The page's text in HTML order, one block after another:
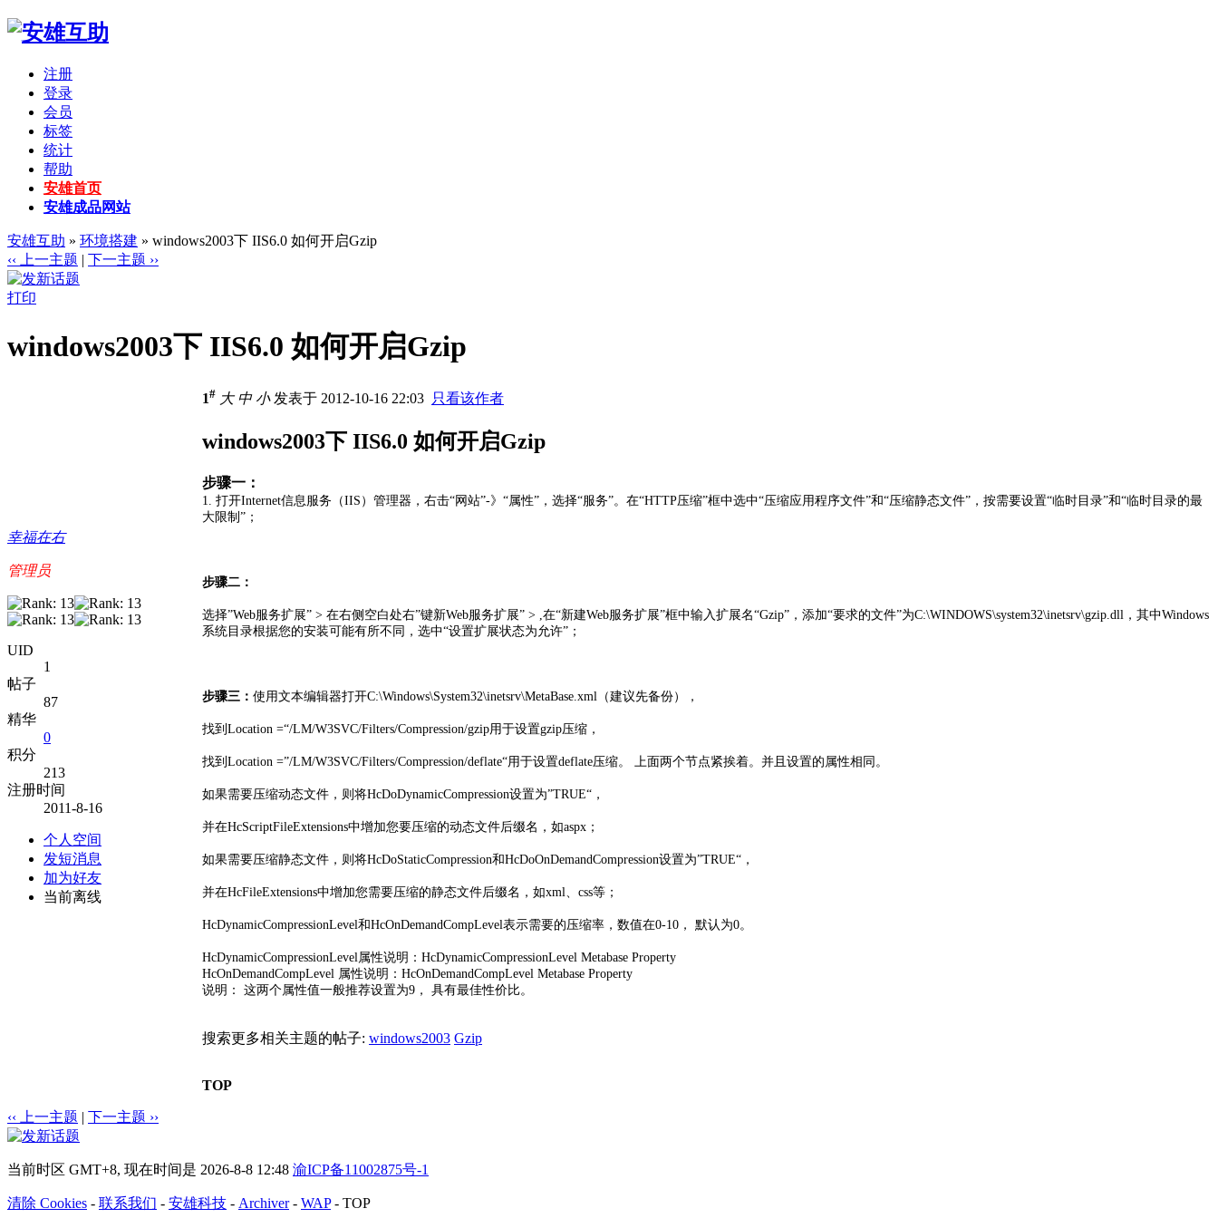
注册
登录
会员
标签
统计
帮助
安雄首页
安雄成品网站
安雄互助 » 环境搭建 » windows2003下 IIS6.0 如何开启Gzip
‹‹ 上一主题 | 下一主题 ››
打印
windows2003下 IIS6.0 如何开启Gzip
幸福在右
管理员
UID
1
帖子
87
精华
0
积分
213
注册时间
2011-8-16
个人空间
发短消息
加为好友
当前离线
1# 大 中 小发表于 2012-10-16 22:03 只看该作者
windows2003下 IIS6.0 如何开启Gzip
步骤一：
1. 打开Internet信息服务（IIS）管理器，右击“网站”-》“属性”，选择“服务”。在“HTTP压缩”框中选中“压缩应用程序文件”和“压缩静态文件”，按需要设置“临时目录”和“临时目录的最
大限制”；
步骤二：
选择”Web服务扩展” > 在右侧空白处右”键新Web服务扩展” > ,在“新建Web服务扩展”框中输入扩展名“Gzip”，添加“要求的文件”为C:\WINDOWS\system32\inetsrv\gzip.dll，其中Windows
系统目录根据您的安装可能有所不同，选中“设置扩展状态为允许”；
步骤三： 使用文本编辑器打开C:\Windows\System32\inetsrv\MetaBase.xml（建议先备份），
找到Location =“/LM/W3SVC/Filters/Compression/gzip用于设置gzip压缩，
找到Location =”/LM/W3SVC/Filters/Compression/deflate“用于设置deflate压缩。 上面两个节点紧挨着。并且设置的属性相同。
如果需要压缩动态文件，则将HcDoDynamicCompression设置为”TRUE“，
并在HcScriptFileExtensions中增加您要压缩的动态文件后缀名，如aspx；
如果需要压缩静态文件，则将HcDoStaticCompression和HcDoOnDemandCompression设置为”TRUE“，
并在HcFileExtensions中增加您需要压缩的静态文件后缀名，如xml、css等；
HcDynamicCompressionLevel和HcOnDemandCompLevel表示需要的压缩率，数值在0-10， 默认为0。
HcDynamicCompressionLevel 属性说明：HcDynamicCompressionLevel Metabase Property
HcOnDemandCompLevel 属性说明：HcOnDemandCompLevel Metabase Property
说明： 这两个属性值一般推荐设置为9， 具有最佳性价比。
搜索更多相关主题的帖子: windows2003 Gzip
TOP
‹‹ 上一主题 | 下一主题 ››
当前时区 GMT+8, 现在时间是 2026-8-8 12:48 渝ICP备11002875号-1
清除 Cookies - 联系我们 - 安雄科技 - Archiver- WAP- TOP